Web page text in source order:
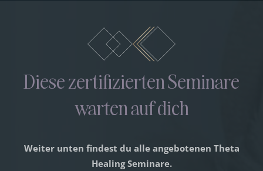
Diese zertifizierten Seminare
warten auf dich
Weiter unten findest du alle angebotenen Theta
Healing Seminare.